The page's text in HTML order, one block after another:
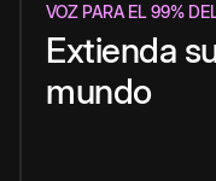
VOZ PARA EL 99%
Extienda
mundo